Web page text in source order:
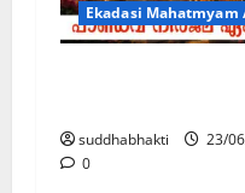
Ekadasi
suddhabhakti
23/
0